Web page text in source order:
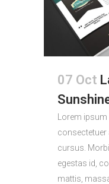
07 Oct
Lorem
consectetuer
cursus.
egestas id,
mattis,